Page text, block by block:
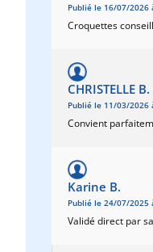
Publié le 16/07/2026
Croquettes
CHRISTELLE B.
Publié le 11/03/2026
Convient
Karine B.
Publié le 24/07/2025
Validé direct par